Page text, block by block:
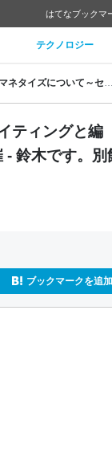
はてなブックマ
テクノロジー
ティングと編
- 鈴木です。別
ブックマークを追加